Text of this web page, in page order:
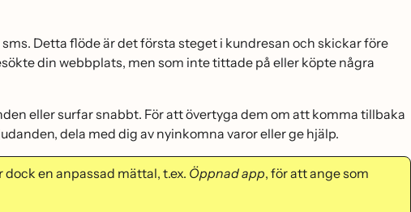
Detta flöde är det första steget i kundresan och skickar före
din webbplats, men som inte tittade på eller köpte några
eller surfar snabbt. För att övertyga dem om att komma tillbaka
dela med dig av nyinkomna varor eller ge hjälp.
en anpassad mättal, t.ex. Öppnad app, för att ange som